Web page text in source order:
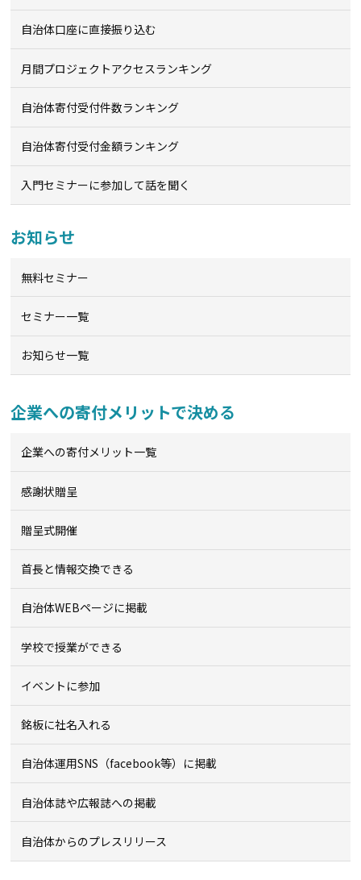
自治体口座に直接振り込む
月間プロジェクトアクセスランキング
自治体寄付受付件数ランキング
自治体寄付受付金額ランキング
入門セミナーに参加して話を聞く
お知らせ
無料セミナー
セミナー一覧
お知らせ一覧
企業への寄付メリットで決める
企業への寄付メリット一覧
感謝状贈呈
贈呈式開催
首長と情報交換できる
自治体WEBページに掲載
学校で授業ができる
イベントに参加
銘板に社名入れる
自治体運用SNS（facebook等）に掲載
自治体誌や広報誌への掲載
自治体からのプレスリリース